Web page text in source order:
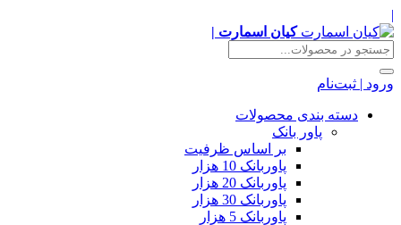
|
کیان اسمارت |
ورود | ثبت‌نام
دسته بندی محصولات
پاور بانک
بر اساس ظرفیت
پاوربانک 10 هزار
پاوربانک 20 هزار
پاوربانک 30 هزار
پاوربانک 5 هزار